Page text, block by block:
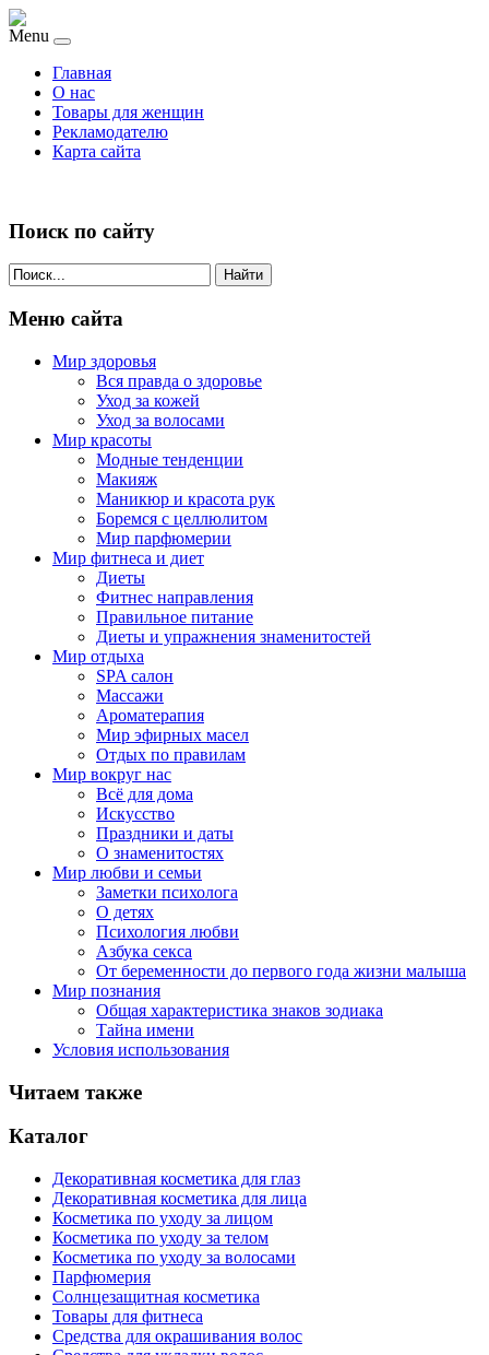
Menu
Главная
О нас
Товары для женщин
Рекламодателю
Карта сайта
Поиск по сайту
Найти
Меню сайта
Мир здоровья
Вся правда о здоровье
Уход за кожей
Уход за волосами
Мир красоты
Модные тенденции
Макияж
Маникюр и красота рук
Боремся с целлюлитом
Мир парфюмерии
Мир фитнеса и диет
Диеты
Фитнес направления
Правильное питание
Диеты и упражнения знаменитостей
Мир отдыха
SPA салон
Массажи
Ароматерапия
Мир эфирных масел
Отдых по правилам
Мир вокруг нас
Всё для дома
Искусство
Праздники и даты
О знаменитостях
Мир любви и семьи
Заметки психолога
О детях
Психология любви
Азбука секса
От беременности до первого года жизни малыша
Мир познания
Общая характеристика знаков зодиака
Тайна имени
Условия использования
Читаем также
Каталог
Декоративная косметика для глаз
Декоративная косметика для лица
Косметика по уходу за лицом
Косметика по уходу за телом
Косметика по уходу за волосами
Парфюмерия
Солнцезащитная косметика
Товары для фитнеса
Средства для окрашивания волос